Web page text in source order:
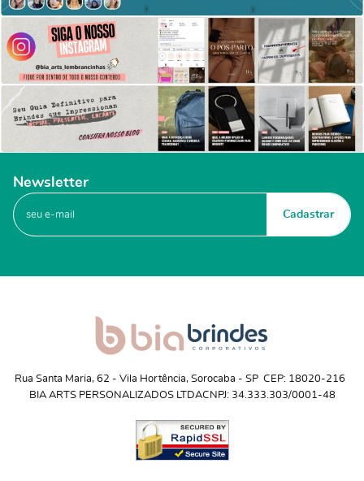
Newsletter
Cadastrar
Rua Santa Maria, 62 - Vila Hortência, Sorocaba - SP CEP: 18020-216
BIA ARTS PERSONALIZADOS LTDACNPJ: 34.333.303/0001-48